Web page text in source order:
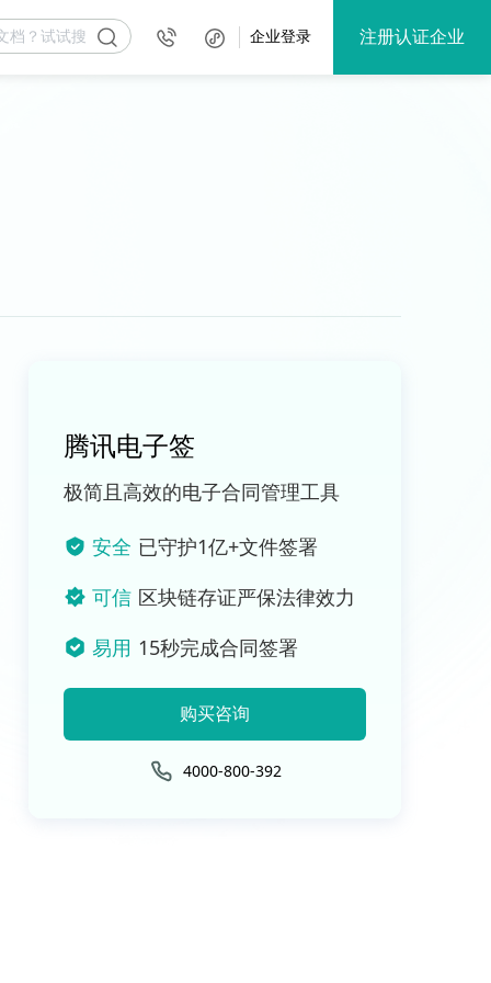
企业登录 注册认证企业
腾讯电子签
极简且高效的电子合同管理工具
安全 已守护1亿+文件签署
可信 区块链存证严保法律效力
易用 15秒完成合同签署
购买咨询
4000-800-392